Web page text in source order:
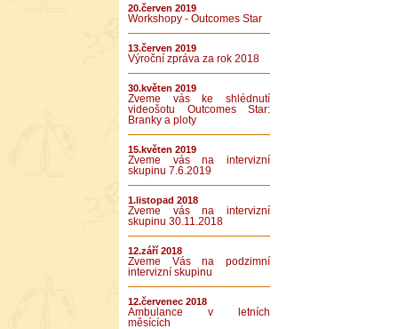
20.červen 2019
Workshopy - Outcomes Star
13.červen 2019
Výroční zpráva za rok 2018
30.květen 2019
Zveme vás ke shlédnutí
videošotu Outcomes Star:
Branky a ploty
15.květen 2019
Zveme vás na intervizní
skupinu 7.6.2019
1.listopad 2018
Zveme vás na intervizní
skupinu 30.11.2018
12.září 2018
Zveme Vás na podzimní
intervizní skupinu
12.červenec 2018
Ambulance v letních
měsících